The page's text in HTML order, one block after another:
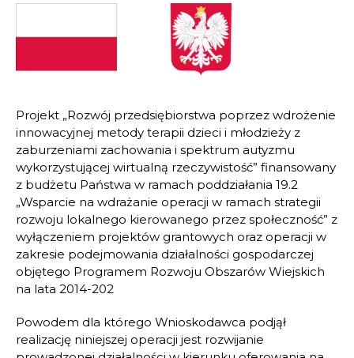
Projekt „Rozwój przedsiębiorstwa poprzez wdrożenie
innowacyjnej metody terapii dzieci i młodzieży z
zaburzeniami zachowania i spektrum autyzmu
wykorzystującej wirtualną rzeczywistość” finansowany
z budżetu Państwa w ramach poddziałania 19.2
„Wsparcie na wdrażanie operacji w ramach strategii
rozwoju lokalnego kierowanego przez społeczność” z
wyłączeniem projektów grantowych oraz operacji w
zakresie podejmowania działalności gospodarczej
objętego Programem Rozwoju Obszarów Wiejskich
na lata 2014-202
Powodem dla którego Wnioskodawca podjął
realizację niniejszej operacji jest rozwijanie